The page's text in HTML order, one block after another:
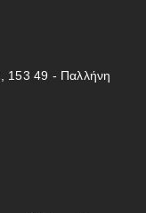
153 49 - Παλλήνη